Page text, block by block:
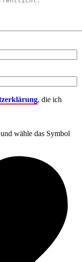
, die ich
wähle das Symbol